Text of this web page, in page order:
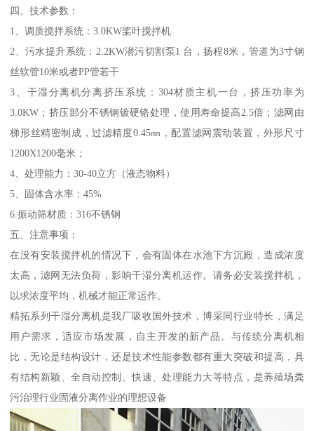
四、技术参数：
1、调质搅拌系统：3.0KW桨叶搅拌机
2、污水提升系统：2.2KW潜污切割泵1 台，扬程8米，管道为3寸钢
丝软管10米或者PP管若干
3、干湿分离机分离挤压系统：304材质主机一台，挤压功率为
3.0KW；挤压部分不锈钢镀硬铬处理，使用寿命提高2.5倍；滤网由
梯形丝精密制成，过滤精度0.45㎜，配置滤网震动装置，外形尺寸
1200X1200毫米；
4、处理能力：30-40立方（液态物料）
5、固体含水率：45%
6.振动筛材质：316不锈钢
五、注意事项：
在没有安装搅拌机的情况下，会有固体在水池下方沉殿，造成浓度
太高，滤网无法负荷，影响干湿分离机运作。请务必安装搅拌机，
以求浓度平均，机械才能正常运作。
精拓系列干湿分离机是我厂吸收国外技术，博采同行业特长，满足
用户需求，适应市场发展，自主开发的新产品。与传统分离机相
比，无论是结构设计，还是技术性能参数都有重大突破和提高，具
有结构新颖、全自动控制、快速、处理能力大等特点，是养殖场粪
污治理行业固液分离作业的理想设备